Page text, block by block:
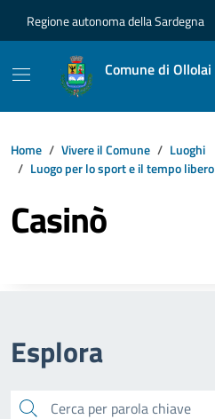
Regione autonoma della Sardegna
Comune di Ollolai
Home Vivere il Comune
Luoghi
Luogo per lo sport e il tempo libero
Casinò
Esplora
cerca